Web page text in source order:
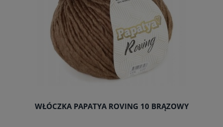
WŁÓCZKA PAPATYA ROVING 10 BRĄZOWY